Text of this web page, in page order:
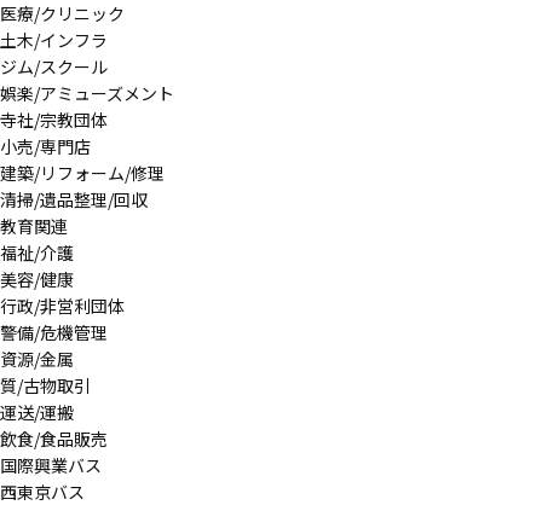
医療/クリニック
土木/インフラ
ジム/スクール
娯楽/アミューズメント
寺社/宗教団体
小売/専門店
建築/リフォーム/修理
清掃/遺品整理/回収
教育関連
福祉/介護
美容/健康
行政/非営利団体
警備/危機管理
資源/金属
質/古物取引
運送/運搬
飲食/食品販売
国際興業バス
西東京バス